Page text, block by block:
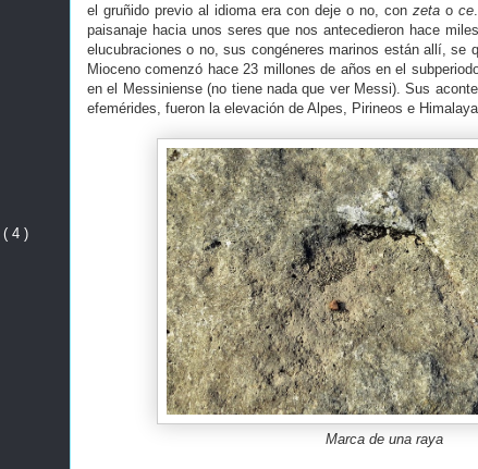
el gruñido previo al idioma era con deje o no, con zeta o ce
paisanaje hacia unos seres que nos antecedieron hace
elucubraciones o no, sus congéneres marinos están allí, se
Mioceno comenzó hace 23 millones de años en el
en el Messiniense (no tiene nada que ver Messi). Sus
efemérides, fueron la elevación de Alpes, Pirineos e
Marca de una raya
( 4 )